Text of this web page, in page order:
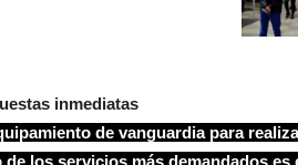
inmediatas
de vanguardia para